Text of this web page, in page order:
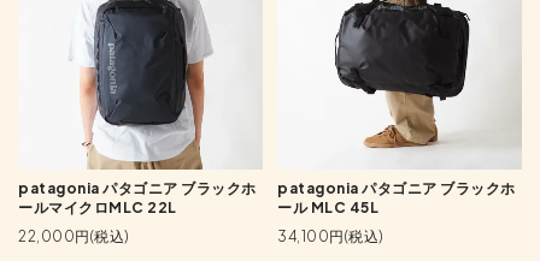
patagonia パタゴニア ブラックホ
ールマイクロMLC 22L
22,000円(税込)
patagonia パタゴニア ブラックホ
ール MLC 45L
34,100円(税込)